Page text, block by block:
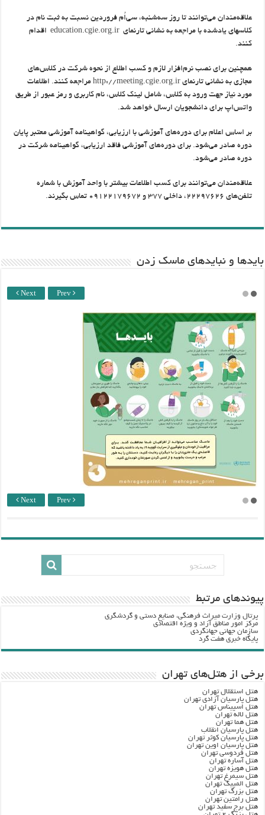
علاقه‌مندان می‌توانند تا روز سه‌شنبه، سی‌اُم فروردین نسبت به ثبت نام در
کلاس‎های یادشده با مراجعه به نشانی تارنمای
education.cgie.org.ir اقدام
کنند.
همچنین برای نصب نرم‌افزار لازم و کسب اطلاع از نحوه شرکت در کلاس‌های
مجازی به نشانی تارنمایhttp://meeting.cgie.org.ir مراجعه کنند. اطلاعات
مورد نیاز جهت ورود به کلاس، شامل لینک کلاس، نام کاربری و رمز عبور از طریق
واتس‌اپ برای دانشجویان ارسال خواهد شد.
بر اساس اعلام برای دوره‌های آموزشی با ارزیابی، گواهینامه آموزشی معتبر پایان
دوره صادر می‌شود. برای دوره‌های آموزشی فاقد ارزیابی، گواهینامه شرکت در
دوره صادر می‌شود.
علاقه‌مندان می‌توانند برای کسب اطلاعات بیشتر با واحد آموزش با شماره
تلفن‌های ۲۲۲۹۷۶۲۶، داخلی ۳۷۷ و ۰۹۱۲۲۱۷۹۶۷۲ تماس بگیرند.
باید‌ها و نبایدهای ماسک زدن
Next Prev
Next Prev
پيوندهاي مرتبط
پرتال وزارت ميراث فرهنگي، صنایع دستی و گردشگري
مرکز امور مناطق آزاد و ویژه اقتصادی
سازمان جهانی جهانگردی
پایگاه خبری هفت گرد
برخی از هتل‌های تهران
هتل استقلال تهران
هتل پارسیان آزادی تهران
هتل اسپیناس تهران
هتل لاله تهران
هتل هما تهران
هتل پارسیان انقلاب
هتل پارسیان کوثر تهران
هتل پارسیان اوین تهران
هتل فردوسی تهران
هتل آساره تهران
هتل هویزه تهران
هتل سیمرغ تهران
هتل المپیک تهران
هتل بزرگ تهران
هتل رامتین تهران
هتل برج سفید تهران